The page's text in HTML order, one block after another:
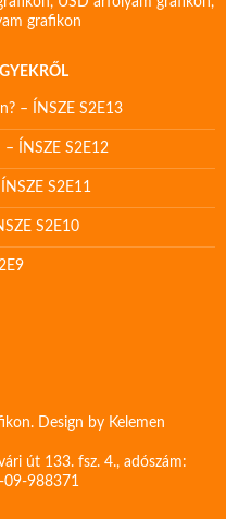
grafikon
– ÍNSZE S2E13
– ÍNSZE S2E12
S2E11
S2E10
Design by Kelemen
út 133. fsz. 4., adószám:
09-988371